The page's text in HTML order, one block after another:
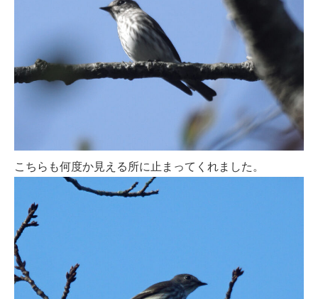
こちらも何度か見える所に止まってくれました。